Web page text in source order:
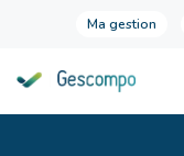
Ma gestion